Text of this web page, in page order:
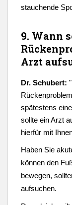
stauchende
9. Wann
Arzt
Dr. Schubert: "
spätestens
sollte ein Arzt
hierfür mit
Haben Sie
können den
bewegen,
aufsuchen.